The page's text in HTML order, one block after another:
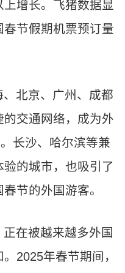
增长。飞猪数据显
节假期机票预订量
北京、广州、成都
交通网络，成为外
长沙、哈尔滨等兼
的城市，也吸引了
节的外国游客。
在被越来越多外国
2025年春节期间，